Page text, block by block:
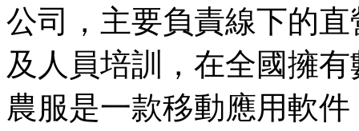
公司，主要負責線下的
及人員培訓，在全國擁
農服是一款移動應用軟